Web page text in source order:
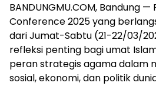
BANDUNGMU.COM, Bandung
Conference 2025 yang
dari Jumat-Sabtu (21-22/03/
refleksi penting bagi umat
peran strategis agama dalam
sosial, ekonomi, dan politik